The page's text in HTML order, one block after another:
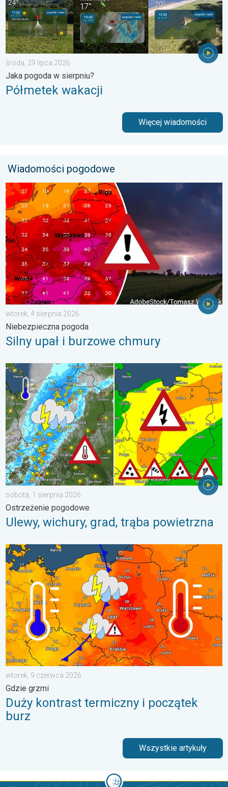
środa, 29 lipca 2026
Jaka pogoda w sierpniu?
Półmetek wakacji
Więcej wiadomości
Wiadomości pogodowe
Silny upał i burzowe chmury. Niebezpieczna pogoda. . .
wtorek, 4 sierpnia 2026
Niebezpieczna pogoda
Silny upał i burzowe chmury
Ulewy, wichury, grad, trąba powietrzna. Ostrzeżenie
sobota, 1 sierpnia 2026
Ostrzeżenie pogodowe
Ulewy, wichury, grad, trąba powietrzna
Duży kontrast termiczny i początek burz. Gdzie grzmi. . .
wtorek, 9 czerwca 2026
Gdzie grzmi
Duży kontrast termiczny i początek
burz
Wszystkie artykuły